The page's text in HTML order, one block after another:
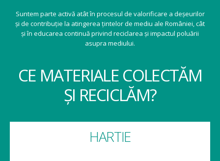
Suntem parte activă atât în procesul de valorificare a deșeurilor
și de contribuție la atingerea țintelor de mediu ale României, cât
și în educarea continuă privind reciclarea și impactul poluării
asupra mediului.
CE MATERIALE COLECTĂM
ȘI RECICLĂM?
HARTIE